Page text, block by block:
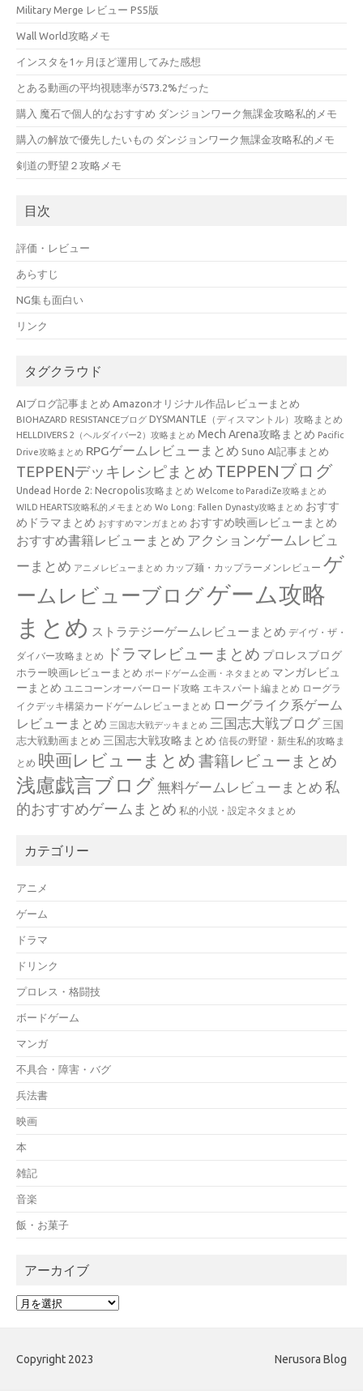
Military Merge レビュー PS5版
Wall World攻略メモ
インスタを1ヶ月ほど運用してみた感想
とある動画の平均視聴率が573.2%だった
購入 魔石で個人的なおすすめ ダンジョンワーク無課金攻略私的メモ
購入の解放で優先したいもの ダンジョンワーク無課金攻略私的メモ
剣道の野望２攻略メモ
目次
評価・レビュー
あらすじ
NG集も面白い
リンク
タグクラウド
AIブログ記事まとめ Amazonオリジナル作品レビューまとめ
BIOHAZARD RESISTANCEブログ DYSMANTLE（ディスマントル）攻略まとめ
HELLDIVERS 2（ヘルダイバー2）攻略まとめ Mech Arena攻略まとめ Pacific
Drive攻略まとめ RPGゲームレビューまとめ Suno AI記事まとめ
TEPPENデッキレシピまとめ TEPPENブログ
Undead Horde 2: Necropolis攻略まとめ Welcome to ParadiZe攻略まとめ
WILD HEARTS攻略私的メモまとめ Wo Long: Fallen Dynasty攻略まとめ おすす
めドラマまとめ おすすめマンガまとめ おすすめ映画レビューまとめ
おすすめ書籍レビューまとめ アクションゲームレビュ
ーまとめ アニメレビューまとめ カップ麺・カップラーメンレビュー ゲ
ームレビューブログゲーム攻略
まとめ ストラテジーゲームレビューまとめ デイヴ・ザ・
ダイバー攻略まとめ ドラマレビューまとめ プロレスブログ
ホラー映画レビューまとめ ボードゲーム企画・ネタまとめ マンガレビュ
ーまとめ ユニコーンオーバーロード攻略 エキスパート編まとめ ローグラ
イクデッキ構築カードゲームレビューまとめ ローグライク系ゲーム
レビューまとめ 三国志大戦デッキまとめ 三国志大戦ブログ 三国
志大戦動画まとめ 三国志大戦攻略まとめ 信長の野望・新生私的攻略ま
とめ 映画レビューまとめ 書籍レビューまとめ
浅慮戯言ブログ無料ゲームレビューまとめ 私
的おすすめゲームまとめ 私的小説・設定ネタまとめ
カテゴリー
アニメ
ゲーム
ドラマ
ドリンク
プロレス・格闘技
ボードゲーム
マンガ
不具合・障害・バグ
兵法書
映画
本
雑記
音楽
飯・お菓子
アーカイブ
ア
ブ
Copyright 2023 Nerusora Blog